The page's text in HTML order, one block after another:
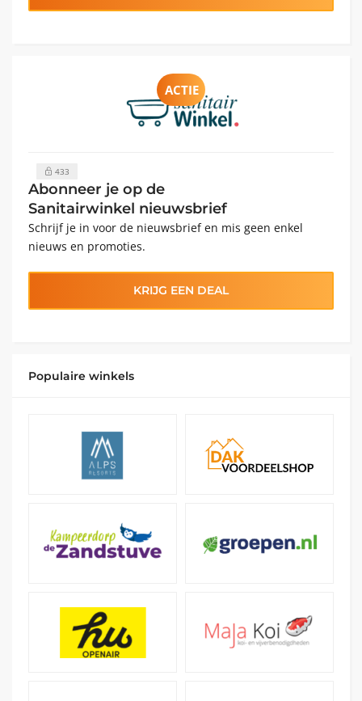
ACTIE
433
Abonneer je op de
Sanitairwinkel nieuwsbrief
Schrijf je in voor de nieuwsbrief en mis geen enkel
nieuws en promoties.
KRIJG EEN DEAL
Populaire winkels